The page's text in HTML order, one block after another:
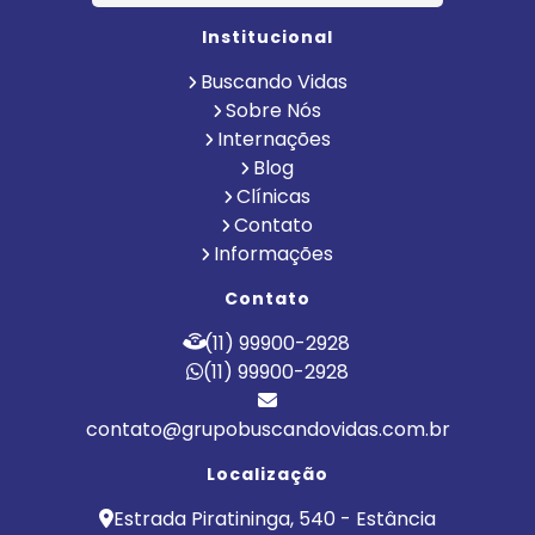
Institucional
Buscando Vidas
Sobre Nós
Internações
Blog
Clínicas
Contato
Informações
Contato
(11) 99900-2928
(11) 99900-2928
contato@grupobuscandovidas.com.br
Localização
Estrada Piratininga, 540 - Estância